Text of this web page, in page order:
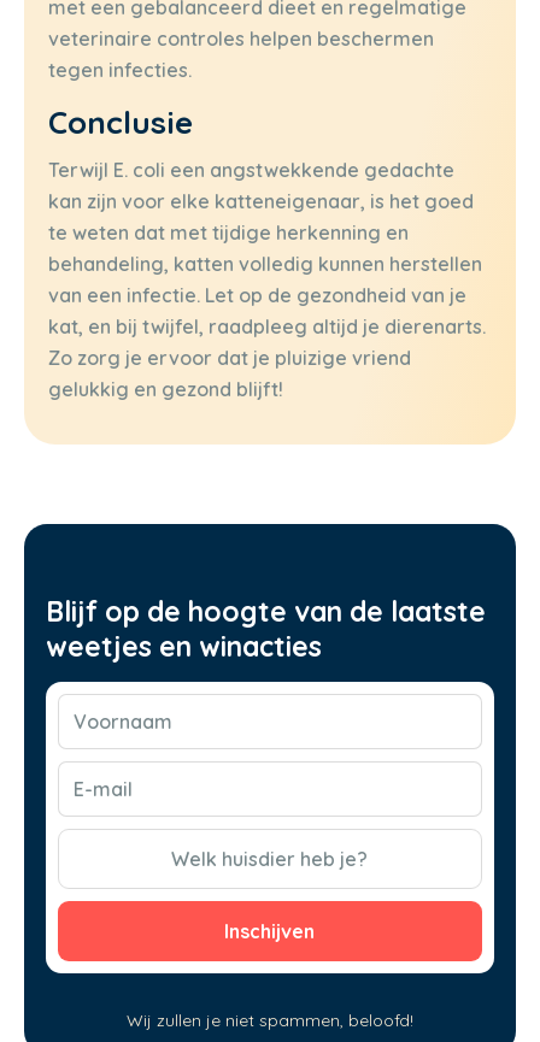
met een gebalanceerd dieet en regelmatige
veterinaire controles helpen beschermen
tegen infecties.
Conclusie
Terwijl E. coli een angstwekkende gedachte
kan zijn voor elke katteneigenaar, is het goed
te weten dat met tijdige herkenning en
behandeling, katten volledig kunnen herstellen
van een infectie. Let op de gezondheid van je
kat, en bij twijfel, raadpleeg altijd je dierenarts.
Zo zorg je ervoor dat je pluizige vriend
gelukkig en gezond blijft!
Blijf op de hoogte van de laatste
weetjes en winacties
(Vereist)
Welk huisdier heb je?
Wij zullen je niet spammen, beloofd!